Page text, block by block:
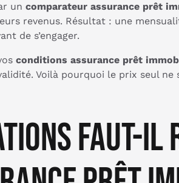
un comparateur assurance prêt
revenus. Résultat : une
de s’engager.
conditions assurance prêt
Voilà pourquoi le prix seul
faut-il